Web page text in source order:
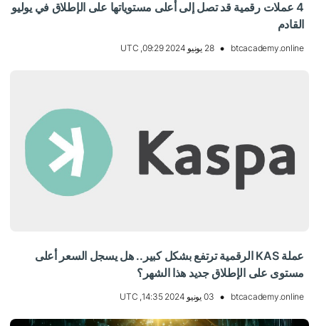
4 عملات رقمية قد تصل إلى أعلى مستوياتها على الإطلاق في يوليو
القادم
btcacademy.online 28 يونيو 2024 09:29, UTC
عملة KAS الرقمية ترتفع بشكل كبير.. هل يسجل السعر أعلى
مستوى على الإطلاق جديد هذا الشهر؟
btcacademy.online 03 يونيو 2024 14:35, UTC